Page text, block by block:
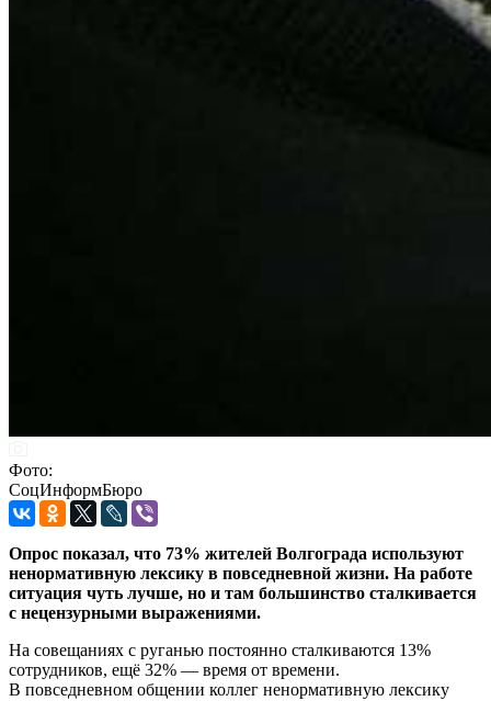
Фото:
СоцИнформБюро
Опрос показал, что 73% жителей Волгограда используют
ненормативную лексику в повседневной жизни. На работе
ситуация чуть лучше, но и там большинство сталкивается
с нецензурными выражениями.
На совещаниях с руганью постоянно сталкиваются 13%
сотрудников, ещё 32% — время от времени.
В повседневном общении коллег ненормативную лексику